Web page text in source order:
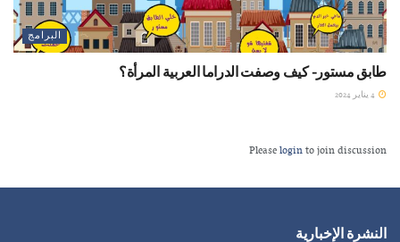
البرامج
طابق مستور- كيف وصفت الدراما العربية المرأة؟
Pleaseloginto join discussion
النشرة الإخبارية